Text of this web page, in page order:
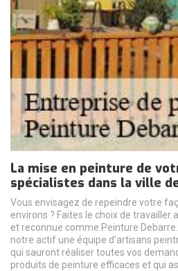
La mise en peinture de
spécialistes dans la ville
Vous envisagez de repeindre votre
environs ? Faites le choix de travailler
et reconnue comme Peinture
notre actif une équipe d'artisans
qui sauront réaliser toutes vos
produits de peinture efficaces et qui